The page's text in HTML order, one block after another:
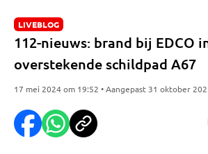
LIVEBLOG
112-nieuws: brand bij EDCO
overstekende schildpad A67
17 mei 2024 om 19:52 • Aangepast 31 oktober